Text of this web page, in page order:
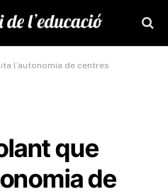
l’autonomia de centres
que
de